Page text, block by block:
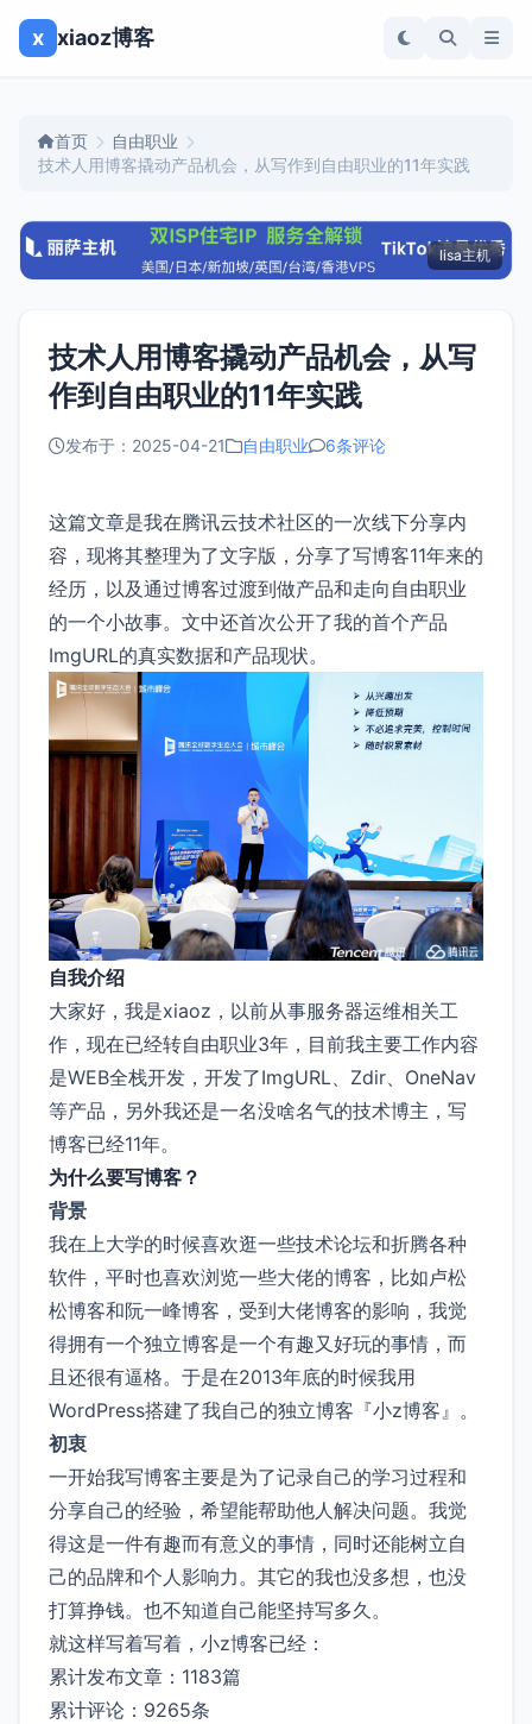
x xiaoz博客
首页
自由职业
技术人用博客撬动产品机会，从写作到自由职业的11年实践
lisa主机
技术人用博客撬动产品机会，从写
作到自由职业的11年实践
发布于：2025-04-21 自由职业 6条评论
这篇文章是我在腾讯云技术社区的一次线下分享内
容，现将其整理为了文字版，分享了写博客11年来的
经历，以及通过博客过渡到做产品和走向自由职业
的一个小故事。文中还首次公开了我的首个产品
ImgURL的真实数据和产品现状。
自我介绍
大家好，我是xiaoz，以前从事服务器运维相关工
作，现在已经转自由职业3年，目前我主要工作内容
是WEB全栈开发，开发了ImgURL、Zdir、OneNav
等产品，另外我还是一名没啥名气的技术博主，写
博客已经11年。
为什么要写博客？
背景
我在上大学的时候喜欢逛一些技术论坛和折腾各种
软件，平时也喜欢浏览一些大佬的博客，比如卢松
松博客和阮一峰博客，受到大佬博客的影响，我觉
得拥有一个独立博客是一个有趣又好玩的事情，而
且还很有逼格。于是在2013年底的时候我用
WordPress搭建了我自己的独立博客『小z博客』。
初衷
一开始我写博客主要是为了记录自己的学习过程和
分享自己的经验，希望能帮助他人解决问题。我觉
得这是一件有趣而有意义的事情，同时还能树立自
己的品牌和个人影响力。其它的我也没多想，也没
打算挣钱。也不知道自己能坚持写多久。
就这样写着写着，小z博客已经：
累计发布文章：1183篇
累计评论：9265条